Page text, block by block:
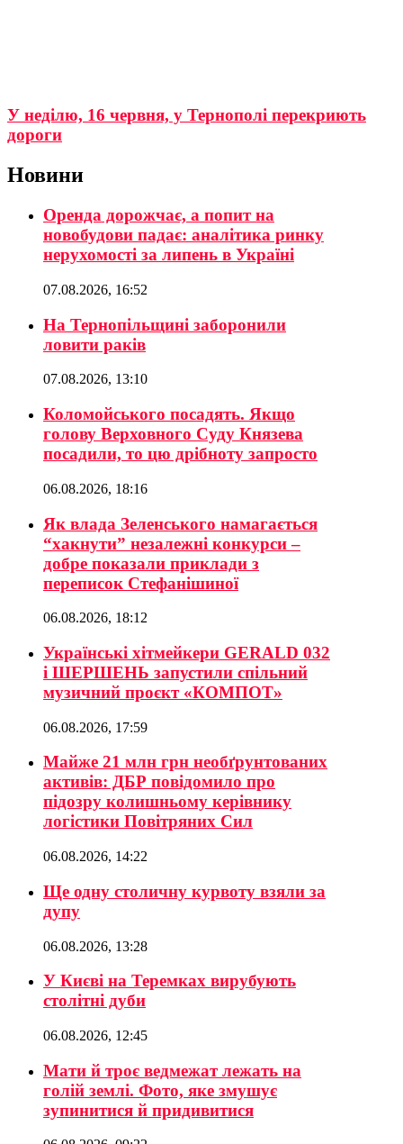
У неділю, 16 червня, у Тернополі перекриють
дороги
Новини
Оренда дорожчає, а попит на
новобудови падає: аналітика ринку
нерухомості за липень в Україні
07.08.2026, 16:52
На Тернопільщині заборонили
ловити раків
07.08.2026, 13:10
Коломойського посадять. Якщо
голову Верховного Суду Князева
посадили, то цю дрібноту запросто
06.08.2026, 18:16
Як влада Зеленського намагається
“хакнути” незалежні конкурси –
добре показали приклади з
переписок Стефанішиної
06.08.2026, 18:12
Українські хітмейкери GERALD 032
і ШЕРШЕНЬ запустили спільний
музичний проєкт «КОМПОТ»
06.08.2026, 17:59
Майже 21 млн грн необґрунтованих
активів: ДБР повідомило про
підозру колишньому керівнику
логістики Повітряних Сил
06.08.2026, 14:22
Ще одну столичну курвоту взяли за
дупу
06.08.2026, 13:28
У Києві на Теремках вирубують
столітні дуби
06.08.2026, 12:45
Мати й троє ведмежат лежать на
голій землі. Фото, яке змушує
зупинитися й придивитися